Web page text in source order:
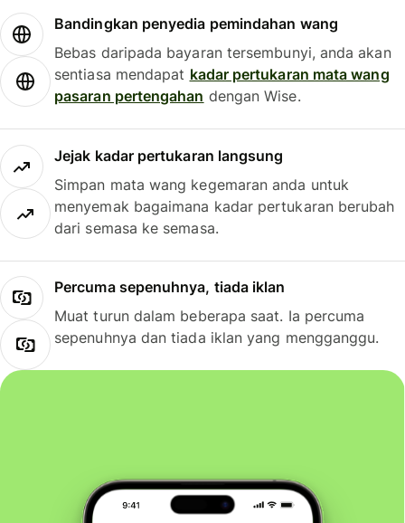
Bandingkan penyedia pemindahan wang
Bebas daripada bayaran tersembunyi, anda akan
sentiasa mendapat kadar pertukaran mata wang
pasaran pertengahan dengan Wise.
Jejak kadar pertukaran langsung
Simpan mata wang kegemaran anda untuk
menyemak bagaimana kadar pertukaran berubah
dari semasa ke semasa.
Percuma sepenuhnya, tiada iklan
Muat turun dalam beberapa saat. Ia percuma
sepenuhnya dan tiada iklan yang mengganggu.